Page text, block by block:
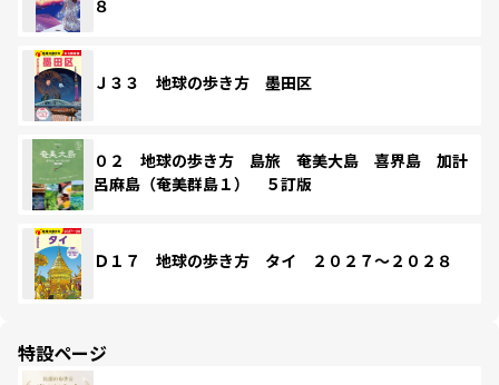
８
Ｊ３３ 地球の歩き方 墨田区
０２ 地球の歩き方 島旅 奄美大島 喜界島 加計
呂麻島（奄美群島１） ５訂版
Ｄ１７ 地球の歩き方 タイ ２０２７～２０２８
特設ページ